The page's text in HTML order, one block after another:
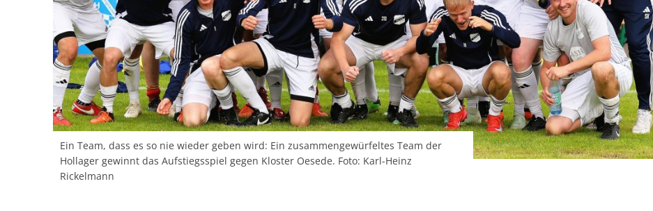
Ein Team, dass es so nie wieder geben wird: Ein zusammengewürfeltes Team der
Hollager gewinnt das Aufstiegsspiel gegen Kloster Oesede. Foto: Karl-Heinz
Rickelmann